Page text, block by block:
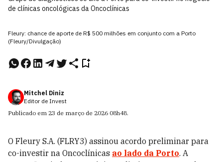
de clínicas oncológicas da Oncoclínicas
Fleury: chance de aporte de R$ 500 milhões em conjunto com a Porto
(Fleury/Divulgação)
Mitchel Diniz
Editor de Invest
Publicado em 23 de março de 2026 08h48.
O Fleury S.A. (FLRY3) assinou acordo preliminar para
co-investir na Oncoclínicas ao lado da Porto. A